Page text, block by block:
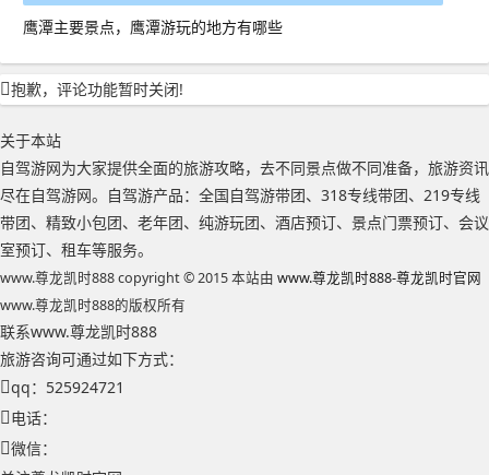
鹰潭主要景点，鹰潭游玩的地方有哪些
抱歉，评论功能暂时关闭!
关于本站
自驾游网为大家提供全面的旅游攻略，去不同景点做不同准备，旅游资讯
尽在自驾游网。自驾游产品：全国自驾游带团、318专线带团、219专线
带团、精致小包团、老年团、纯游玩团、酒店预订、景点门票预订、会议
室预订、租车等服务。
www.尊龙凯时888 copyright © 2015 本站由 www.尊龙凯时888-尊龙凯时官网
www.尊龙凯时888的版权所有
联系www.尊龙凯时888
旅游咨询可通过如下方式：
qq：525924721
电话：
微信：